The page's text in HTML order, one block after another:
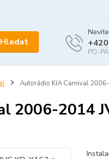
Hledat
PO-
Autorádio KIA Carnival
2006-2014